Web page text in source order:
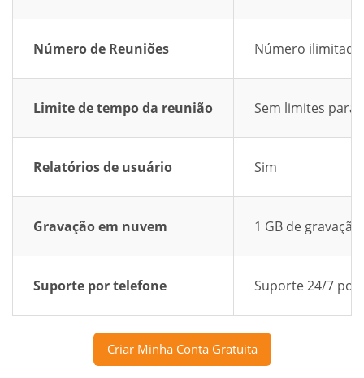
Número de Reuniões Número
Limite de tempo da reunião Sem limites para
Relatórios de usuário Sim
Gravação em nuvem 1 GB de
Suporte por telefone Suporte 24/7 por
Criar Minha Conta Gratuita